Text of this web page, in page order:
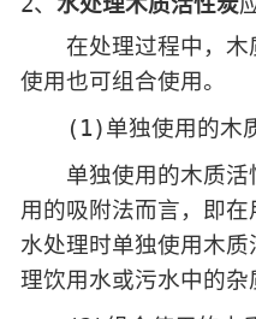
在处理过程中，木
使用也可组合使用。
(1)单独使用的木质
单独使用的木质活
用的吸附法而言，即
水处理时单独使用木
理饮用水或污水中的杂